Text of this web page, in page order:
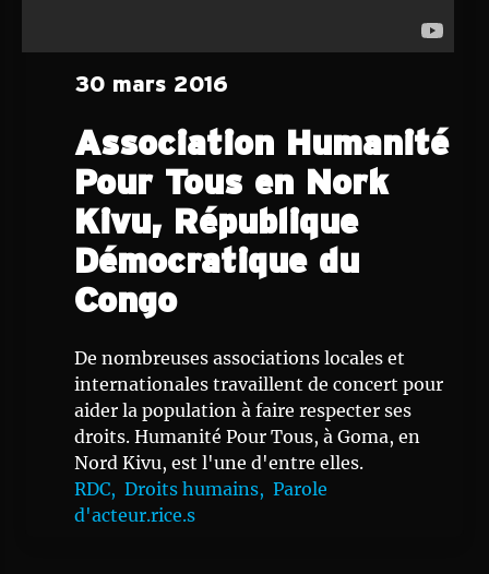
30 mars 2016
Association Humanité
Pour Tous en Nork
Kivu, République
Démocratique du
Congo
De nombreuses associations locales et
internationales travaillent de concert pour
aider la population à faire respecter ses
droits. Humanité Pour Tous, à Goma, en
Nord Kivu, est l'une d'entre elles.
RDC, Droits humains, Parole
d'acteur.rice.s